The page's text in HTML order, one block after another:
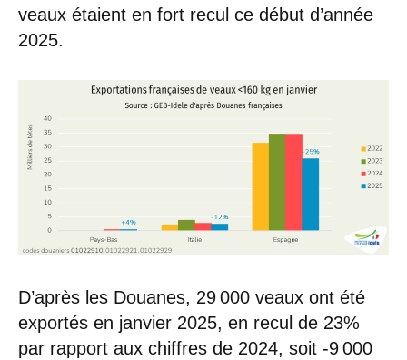
veaux étaient en fort recul ce début d’année
2025.
D’après les Douanes, 29 000 veaux ont été
exportés en janvier 2025, en recul de 23%
par rapport aux chiffres de 2024, soit -9 000